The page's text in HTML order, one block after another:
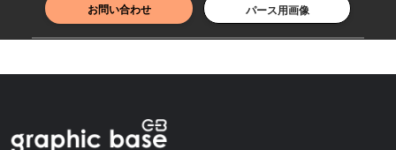
お問い合わせ パース用画像